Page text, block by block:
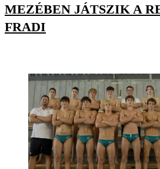
MEZÉBEN JÁTSZIK A
FRADI